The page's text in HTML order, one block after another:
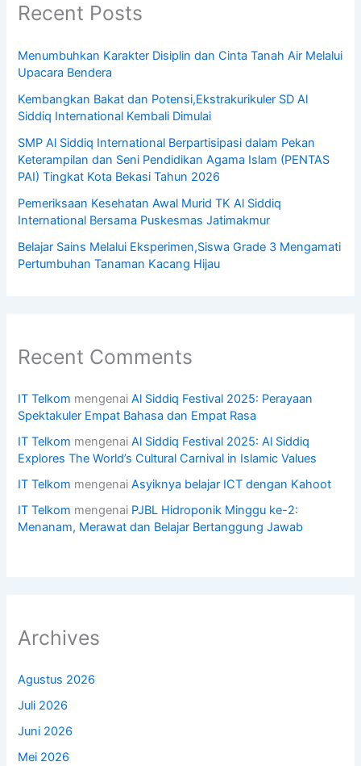
Recent Posts
Menumbuhkan Karakter Disiplin dan Cinta Tanah Air Melalui
Upacara Bendera
Kembangkan Bakat dan Potensi,Ekstrakurikuler SD Al
Siddiq International Kembali Dimulai
SMP Al Siddiq International Berpartisipasi dalam Pekan
Keterampilan dan Seni Pendidikan Agama Islam (PENTAS
PAI) Tingkat Kota Bekasi Tahun 2026
Pemeriksaan Kesehatan Awal Murid TK Al Siddiq
International Bersama Puskesmas Jatimakmur
Belajar Sains Melalui Eksperimen,Siswa Grade 3 Mengamati
Pertumbuhan Tanaman Kacang Hijau
Recent Comments
IT Telkom mengenaiAl Siddiq Festival 2025: Perayaan
Spektakuler Empat Bahasa dan Empat Rasa
IT Telkom mengenaiAl Siddiq Festival 2025: Al Siddiq
Explores The World’s Cultural Carnival in Islamic Values
IT Telkom mengenaiAsyiknya belajar ICT dengan Kahoot
IT Telkom mengenai PJBL Hidroponik Minggu ke-2:
Menanam, Merawat dan Belajar Bertanggung Jawab
Archives
Agustus 2026
Juli 2026
Juni 2026
Mei 2026